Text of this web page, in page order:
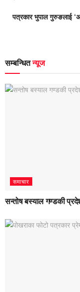
पत्रकार भुपाल गुरुङलाई
सम्बन्धितन्यूज
समाचार
सन्तोष बस्याल गण्डकी